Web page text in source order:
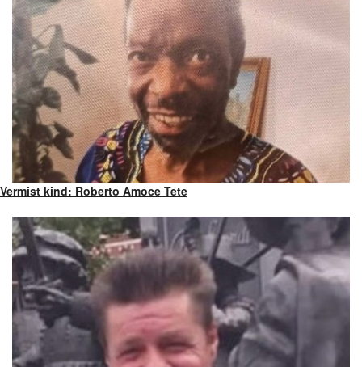
Vermist kind: Roberto Amoce Tete